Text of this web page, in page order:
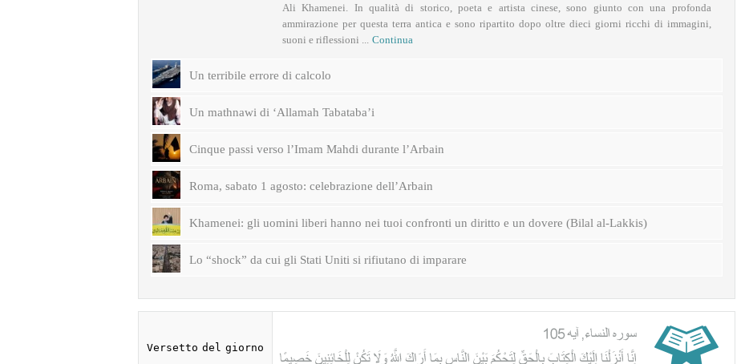
Ali Khamenei. In qualità di storico, poeta e artista cinese, sono giunto con una profonda
ammirazione per questa terra antica e sono ripartito dopo oltre dieci giorni ricchi di immagini,
suoni e riflessioni ...
Continua
Un terribile errore di calcolo
Un mathnawi di ‘Allamah Tabataba’i
Cinque passi verso l’Imam Mahdi durante l’Arbain
Roma, sabato 1 agosto: celebrazione dell’Arbain
Khamenei: gli uomini liberi hanno nei tuoi confronti un diritto e un dovere (Bilal al-Lakkis)
Lo “shock” da cui gli Stati Uniti si rifiutano di imparare
Versetto del giorno